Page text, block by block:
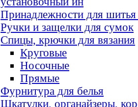
Принадлежности для шитья
Ручки и защелки для сумок
Спицы, крючки для вязания
Круговые
Носочные
Прямые
Фурнитура для белья
Шкатулки, органайзеры,